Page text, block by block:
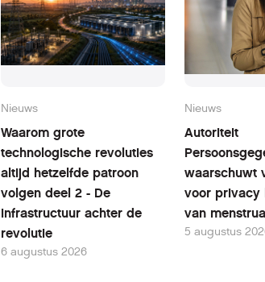
Nieuws
Waarom grote
technologische revoluties
altijd hetzelfde patroon
volgen deel 2 - De
infrastructuur achter de
revolutie
6 augustus 2026
Nieuws
Autoriteit
waarschuwt
voor privacy
van
5 augustus